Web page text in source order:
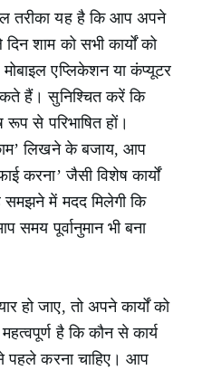
तरीका यह है कि आप अपने
शाम को सभी कार्यों को
एप्लिकेशन या कंप्यूटर
हैं। सुनिश्चित करें कि
से परिभाषित हों।
लिखने के बजाय, आप
करना’ जैसी विशेष कार्यों
में मदद मिलेगी कि
पूर्वानुमान भी बना
हो जाए, तो अपने कार्यों को
है कि कौन से कार्य
पहले करना चाहिए। आप